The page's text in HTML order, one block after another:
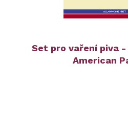
Set pro vaření piva
American